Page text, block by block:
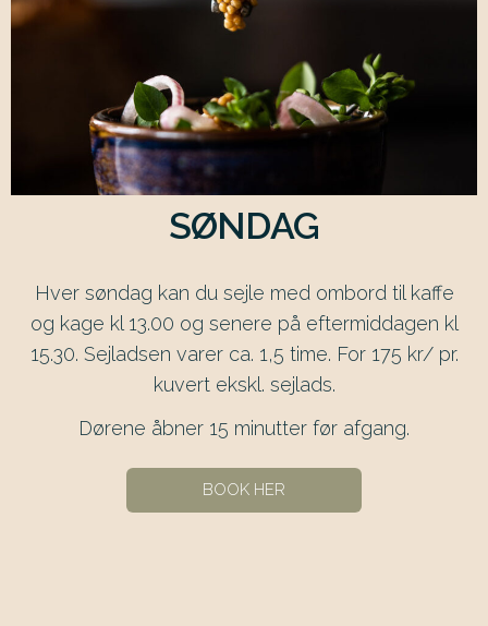
SØNDAG
Hver søndag kan du sejle med ombord til kaffe
og kage kl 13.00 og senere på eftermiddagen kl
15.30. Sejladsen varer ca. 1,5 time. For 175 kr/ pr.
kuvert ekskl. sejlads.
Dørene åbner 15 minutter før afgang.
BOOK HER